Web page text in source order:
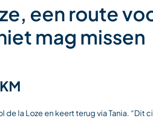
een route
mag missen
de la Loze en keert terug via Tania. “Dit